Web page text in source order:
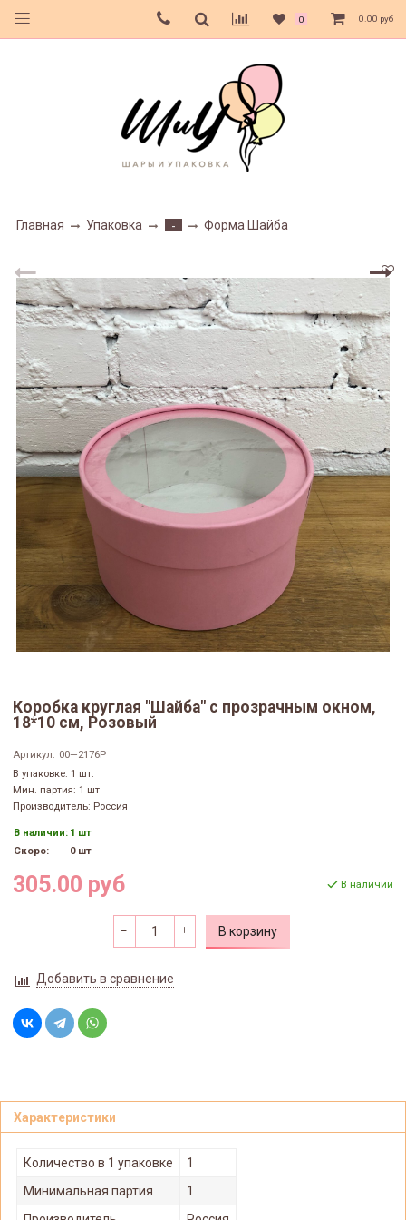
0 0.00 руб
Главная Упаковка - Форма Шайба
Коробка круглая "Шайба" с прозрачным окном,
18*10 см, Розовый
Артикул: 00—2176Р
В упаковке: 1 шт.
Мин. партия: 1 шт
Производитель: Россия
В наличии: 1 шт
Скоро:
0 шт
305.00 руб В наличии
В корзину
Добавить в сравнение
Характеристики
Количество в 1 упаковке
1
Минимальная партия
1